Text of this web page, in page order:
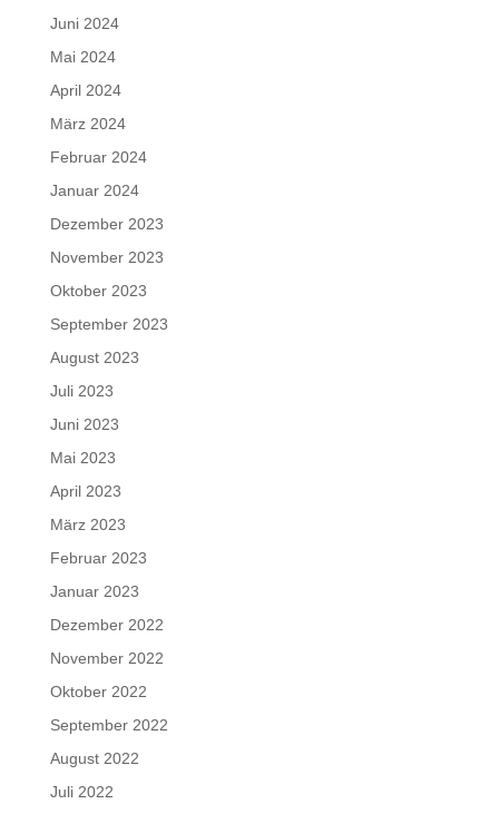
Juni 2024
Mai 2024
April 2024
März 2024
Februar 2024
Januar 2024
Dezember 2023
November 2023
Oktober 2023
September 2023
August 2023
Juli 2023
Juni 2023
Mai 2023
April 2023
März 2023
Februar 2023
Januar 2023
Dezember 2022
November 2022
Oktober 2022
September 2022
August 2022
Juli 2022